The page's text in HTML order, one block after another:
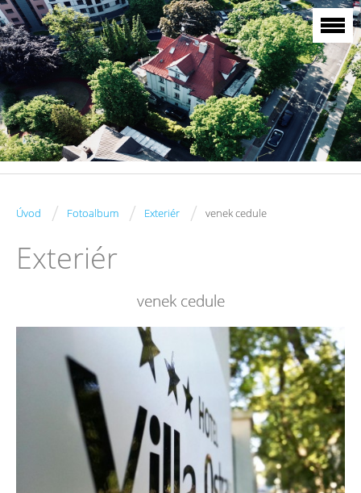
Úvod / Fotoalbum / Exteriér / venek cedule
Exteriér
venek cedule